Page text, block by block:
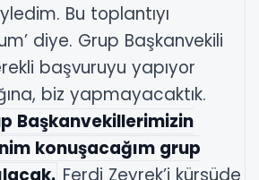
Bu toplantıyı
diye. Grup Başkanvekili
başvuruyu yapıyor
biz yapmayacaktık.
Başkanvekillerimizin
konuşacağım grup
Ferdi Zeyrek’i kürsüde